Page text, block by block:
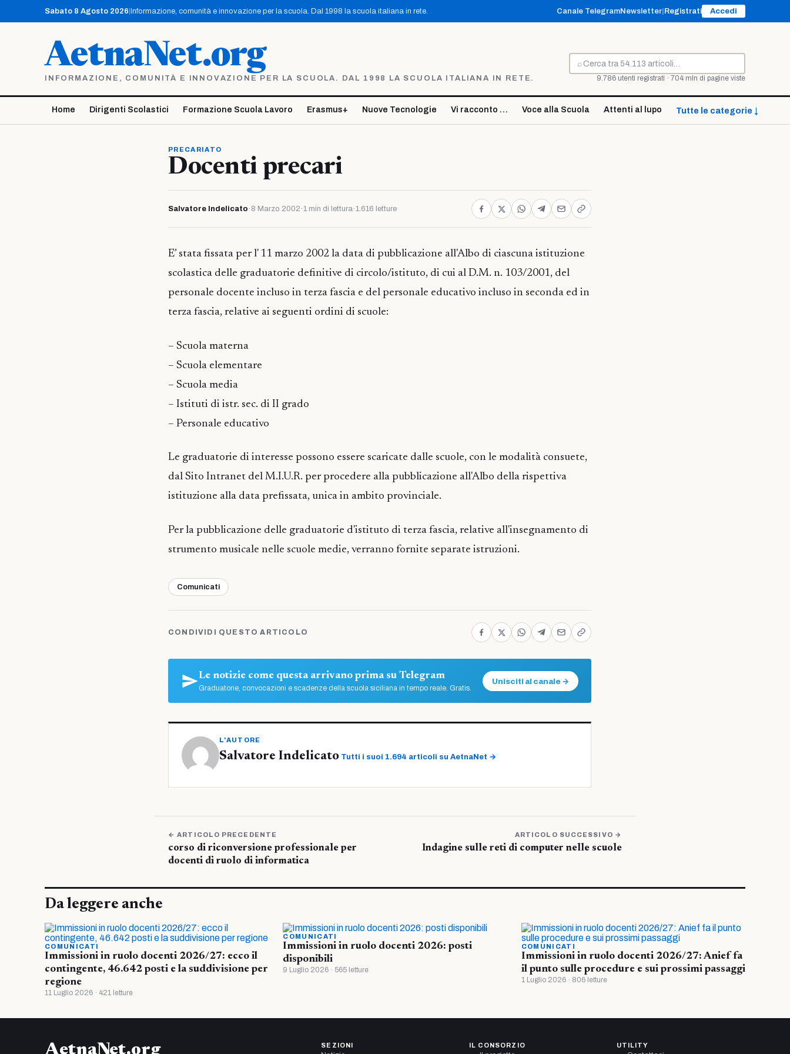
contenuto
Sabato 8 Agosto 2026 Informazione, comunità e innovazione per la scuola. Dal 1998 la scuola italiana in rete. Canale TelegramNewsletter Registrati Accedi
AetnaNet.org
INFORMAZIONE, COMUNITÀ E INNOVAZIONE PER LA SCUOLA. DAL 1998 LA SCUOLA ITALIANA IN RETE.
⌕
Cerca
9.786 utenti registrati · 704 mln di pagine viste
Home Dirigenti Scolastici Formazione Scuola Lavoro Erasmus+ Nuove Tecnologie Vi racconto … Voce alla Scuola Attenti al lupo Tutte le categorie ↓
PRECARIATO
Docenti precari
Salvatore Indelicato · 8 Marzo 2002 ·1 min di lettura·1.616 letture
E’ stata fissata per l' 11 marzo 2002 la data di pubblicazione all'Albo di ciascuna istituzione
scolastica delle graduatorie definitive di circolo/istituto, di cui al D.M. n. 103/2001, del
personale docente incluso in terza fascia e del personale educativo incluso in seconda ed in
terza fascia, relative ai seguenti ordini di scuole:
– Scuola materna
– Scuola elementare
– Scuola media
– Istituti di istr. sec. di II grado
– Personale educativo
Le graduatorie di interesse possono essere scaricate dalle scuole, con le modalità consuete,
dal Sito Intranet del M.I.U.R. per procedere alla pubblicazione all'Albo della rispettiva
istituzione alla data prefissata, unica in ambito provinciale.
Per la pubblicazione delle graduatorie d'istituto di terza fascia, relative all'insegnamento di
strumento musicale nelle scuole medie, verranno fornite separate istruzioni.
Comunicati
CONDIVIDI QUESTO ARTICOLO
Le notizie come questa arrivano prima su Telegram
Graduatorie, convocazioni e scadenze della scuola siciliana in tempo reale. Gratis.
Unisciti al canale →
L'AUTORE
Salvatore Indelicato Tutti i suoi 1.694 articoli su AetnaNet →
← ARTICOLO PRECEDENTE
corso di riconversione professionale per
docenti di ruolo di informatica
ARTICOLO SUCCESSIVO →
Indagine sulle reti di computer nelle scuole
Da leggere anche
COMUNICATI
Immissioni in ruolo docenti 2026/27: ecco il
contingente, 46.642 posti e la suddivisione per
regione
11 Luglio 2026 · 421 letture
COMUNICATI
Immissioni in ruolo docenti 2026: posti
disponibili
9 Luglio 2026 · 565 letture
COMUNICATI
Immissioni in ruolo docenti 2026/27: Anief fa
il punto sulle procedure e sui prossimi passaggi
1 Luglio 2026 · 806 letture
SEZIONI IL CONSORZIO UTILITY